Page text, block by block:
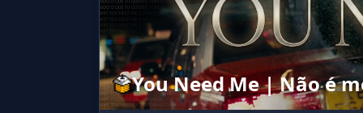
You Need Me | Não é